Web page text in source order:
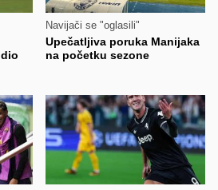
Navijači se "oglasili"
Upečatljiva poruka Manijaka
na početku sezone